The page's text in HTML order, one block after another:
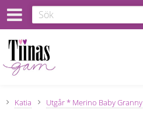
Katia Utgår * Merino Baby Granny